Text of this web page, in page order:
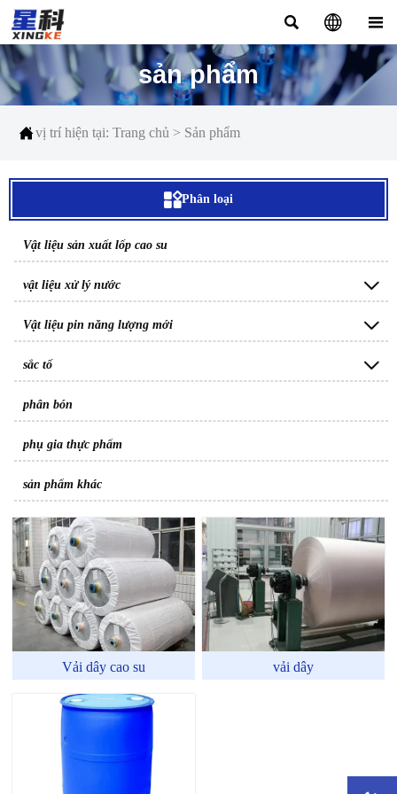
  
sản phẩm
vị trí hiện tại: Trang chủ > Sản phẩm
Phân loại
Vật liệu sản xuất lốp cao su
vật liệu xử lý nước 
Vật liệu pin năng lượng mới 
sắc tố 
phân bón
phụ gia thực phẩm
sản phẩm khác
Vải dây cao su vải dây